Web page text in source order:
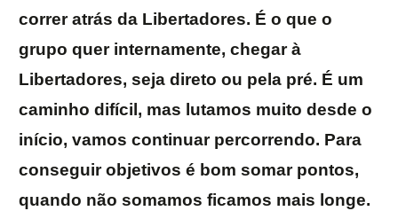
correr atrás da Libertadores. É o que o
grupo quer internamente, chegar à
Libertadores, seja direto ou pela pré. É um
caminho difícil, mas lutamos muito desde o
início, vamos continuar percorrendo. Para
conseguir objetivos é bom somar pontos,
quando não somamos ficamos mais longe.